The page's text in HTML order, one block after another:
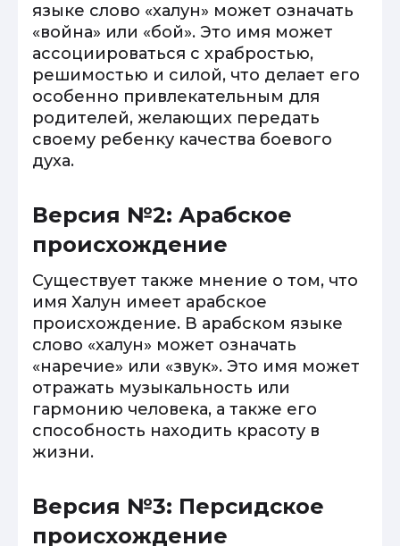
языке слово «халун» может означать
«война» или «бой». Это имя может
ассоциироваться с храбростью,
решимостью и силой, что делает его
особенно привлекательным для
родителей, желающих передать
своему ребенку качества боевого
духа.
Версия №2: Арабское
происхождение
Существует также мнение о том, что
имя Халун имеет арабское
происхождение. В арабском языке
слово «халун» может означать
«наречие» или «звук». Это имя может
отражать музыкальность или
гармонию человека, а также его
способность находить красоту в
жизни.
Версия №3: Персидское
происхождение